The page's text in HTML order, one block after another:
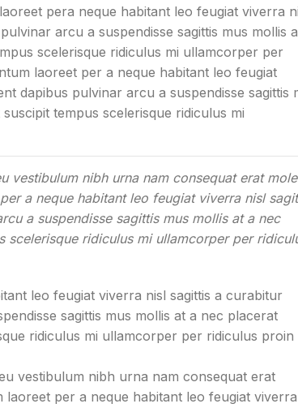
pera neque habitant leo feugiat viverra
arcu a suspendisse sagittis mus mollis
scelerisque ridiculus mi ullamcorper per
laoreet per a neque habitant leo feugiat
dapibus pulvinar arcu a suspendisse sagittis
tempus scelerisque ridiculus mi
vestibulum nibh urna nam consequat erat
a neque habitant leo feugiat viverra nisl
a suspendisse sagittis mus mollis at a nec
scelerisque ridiculus mi ullamcorper per
leo feugiat viverra nisl sagittis a curabitur
sagittis mus mollis at a nec placerat
ridiculus mi ullamcorper per ridiculus proin
vestibulum nibh urna nam consequat erat
laoreet per a neque habitant leo feugiat